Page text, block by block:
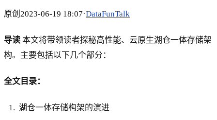
原创2023-06-19 18:07·DataFunTalk
导读 本文将带领读者探秘高性能、云原生湖仓一体存储架
构。主要包括以下几个部分：
全文目录：
湖仓一体存储构架的演进